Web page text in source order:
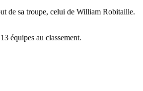
de sa troupe, celui de William Robitaille.
équipes au classement.